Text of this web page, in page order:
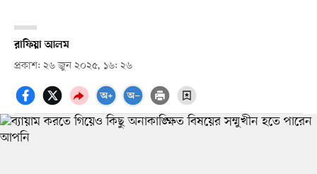
রাফিয়া আলম
প্রকাশ: ২৬ জুন ২০২৫, ১৬: ২৬